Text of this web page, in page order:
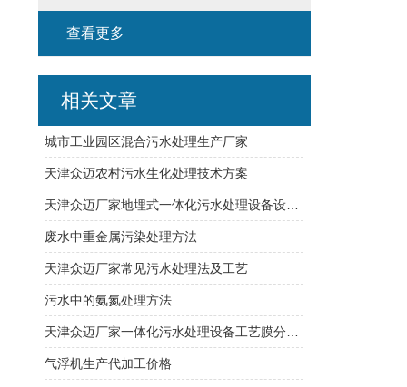
查看更多
相关文章
城市工业园区混合污水处理生产厂家
天津众迈农村污水生化处理技术方案
废水中重金属污染处理方法
天津众迈厂家常见污水处理法及工艺
污水中的氨氮处理方法
气浮机生产代加工价格